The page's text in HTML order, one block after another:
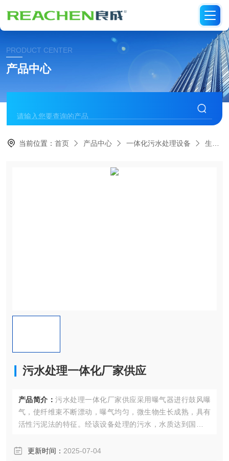
PRODUCT CENTER
产品中心
当前位置：首页 产品中心 一体化污水处理设备 生活一体化污水处理设备
污水处理一体化厂家供应
产品简介： 污水处理一体化厂家供应采用曝气器进行鼓风曝
气，使纤维束不断漂动，曝气均匀，微生物生长成熟，具有
活性污泥法的特征。经该设备处理的污水，水质达到国家污
更新时间： 2025-07-04